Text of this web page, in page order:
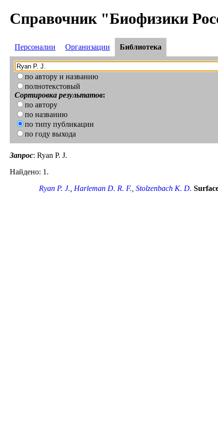
Справочник "Биофизики
Персоналии Организации Библиотека
по автору и названию
полнотекстовый
Сортировка результатов:
по автору
по названию
по типу публикации
по году выхода
Запрос: Ryan P. J.
Найдено: 1.
Ryan P. J., Harleman D. R. F., Stolzenbach K. D.